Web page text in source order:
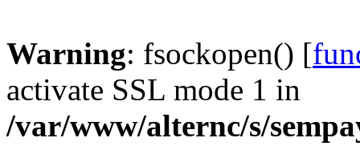
Warning: fsockopen() [
activate SSL mode 1 in
/var/www/alternc/s/